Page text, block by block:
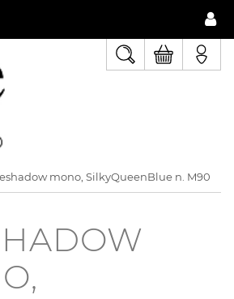
mono, SilkyQueenBlue n. M90